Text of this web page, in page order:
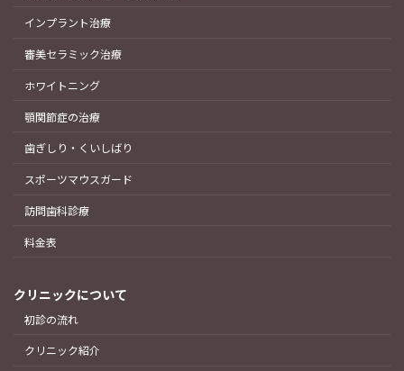
インプラント治療
審美セラミック治療
ホワイトニング
顎関節症の治療
歯ぎしり・くいしばり
スポーツマウスガード
訪問歯科診療
料金表
クリニックについて
初診の流れ
クリニック紹介